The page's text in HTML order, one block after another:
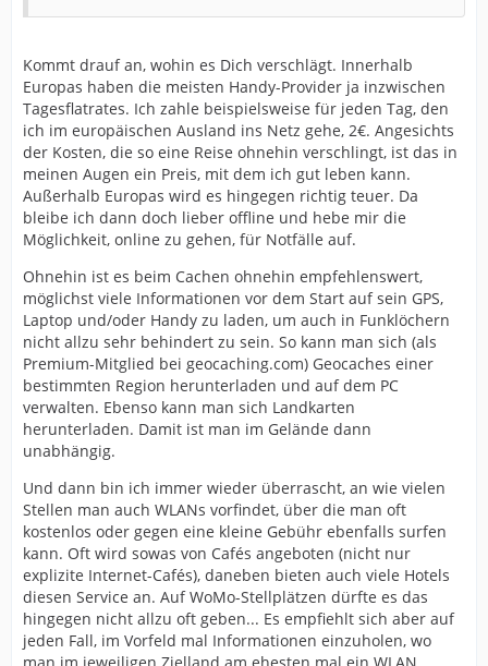
Kommt drauf an, wohin es Dich verschlägt. Innerhalb
Europas haben die meisten Handy-Provider ja inzwischen
Tagesflatrates. Ich zahle beispielsweise für jeden Tag, den
ich im europäischen Ausland ins Netz gehe, 2€. Angesichts
der Kosten, die so eine Reise ohnehin verschlingt, ist das in
meinen Augen ein Preis, mit dem ich gut leben kann.
Außerhalb Europas wird es hingegen richtig teuer. Da
bleibe ich dann doch lieber offline und hebe mir die
Möglichkeit, online zu gehen, für Notfälle auf.
Ohnehin ist es beim Cachen ohnehin empfehlenswert,
möglichst viele Informationen vor dem Start auf sein GPS,
Laptop und/oder Handy zu laden, um auch in Funklöchern
nicht allzu sehr behindert zu sein. So kann man sich (als
Premium-Mitglied bei geocaching.com) Geocaches einer
bestimmten Region herunterladen und auf dem PC
verwalten. Ebenso kann man sich Landkarten
herunterladen. Damit ist man im Gelände dann
unabhängig.
Und dann bin ich immer wieder überrascht, an wie vielen
Stellen man auch WLANs vorfindet, über die man oft
kostenlos oder gegen eine kleine Gebühr ebenfalls surfen
kann. Oft wird sowas von Cafés angeboten (nicht nur
explizite Internet-Cafés), daneben bieten auch viele Hotels
diesen Service an. Auf WoMo-Stellplätzen dürfte es das
hingegen nicht allzu oft geben... Es empfiehlt sich aber auf
jeden Fall, im Vorfeld mal Informationen einzuholen, wo